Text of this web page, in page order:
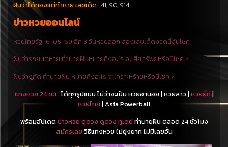
ฝันว่าได้ทองแต่ทำหาย เลขเด็ด: 41, 90, 914
ข่าวหวยออนไลน์
หวยไทยรัฐ 16-05-69 อีก 3 วันหวยออก ส่องเลขเด็ดงวดนี้ลุ้นโชค
ฝันว่ารถยนต์หาย ทำนายฝันหมายถึงอะไร จะเสียทรัพย์หรือมีโชค ?
ฝันว่างูกัด ทำนายฝัน หมายถึงอะไร จะเคราะห์ร้ายหรือมีโชค ?
แทงหวย 24 ชม . ได้ทุกรูปแบบ ไม่ว่าจะเป็น หวยฮานอย | หวยลาว |หวยยี่กี|
หวยไทย | Asia Powerball
พร้อมอัปเดตข่าวหวย ดูดวง ดูดวง ทูเดย์ทำนายฝัน ตลอด 24 ชั่วโมง
สมัครเลย วิธีแทงหวย ไม่ยุ่งยาก ไม่มีเลขอั้น